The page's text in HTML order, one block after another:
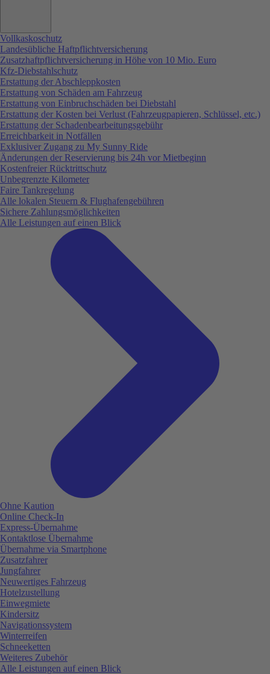
Vollkaskoschutz
Landesübliche Haftpflichtversicherung
Zusatzhaftpflichtversicherung in Höhe von 10 Mio. Euro
Kfz-Diebstahlschutz
Erstattung der Abschleppkosten
Erstattung von Schäden am Fahrzeug
Erstattung von Einbruchschäden bei Diebstahl
Erstattung der Kosten bei Verlust (Fahrzeugpapieren, Schlüssel, etc.)
Erstattung der Schadenbearbeitungsgebühr
Erreichbarkeit in Notfällen
Exklusiver Zugang zu My Sunny Ride
Änderungen der Reservierung bis 24h vor Mietbeginn
Kostenfreier Rücktrittschutz
Unbegrenzte Kilometer
Faire Tankregelung
Alle lokalen Steuern & Flughafengebühren
Sichere Zahlungsmöglichkeiten
Alle Leistungen auf einen Blick
Ohne Kaution
Online Check-In
Express-Übernahme
Kontaktlose Übernahme
Übernahme via Smartphone
Zusatzfahrer
Jungfahrer
Neuwertiges Fahrzeug
Hotelzustellung
Einwegmiete
Kindersitz
Navigationssystem
Winterreifen
Schneeketten
Weiteres Zubehör
Alle Leistungen auf einen Blick